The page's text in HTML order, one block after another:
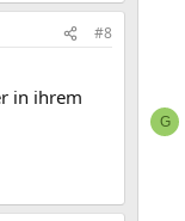
#8
in ihrem
G